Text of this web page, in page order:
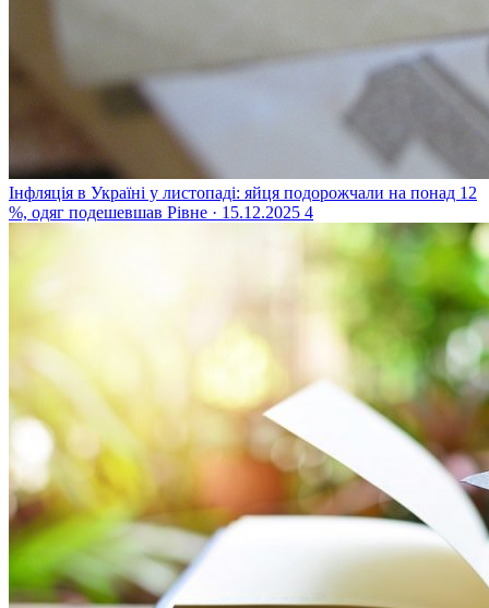
Інфляція в Україні у листопаді: яйця подорожчали на понад 12
%, одяг подешевшав Рівне · 15.12.2025 4